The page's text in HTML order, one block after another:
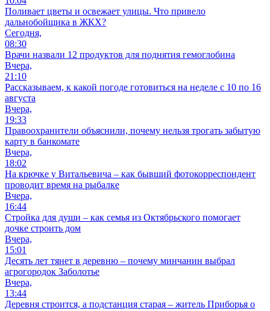
Поливает цветы и освежает улицы. Что привело
дальнобойщика в ЖКХ?
Сегодня,
08:30
Врачи назвали 12 продуктов для поднятия гемоглобина
Вчера,
21:10
Рассказываем, к какой погоде готовиться на неделе с 10 по 16
августа
Вчера,
19:33
Правоохранители объяснили, почему нельзя трогать забытую
карту в банкомате
Вчера,
18:02
На крючке у Витальевича – как бывший фотокорреспондент
проводит время на рыбалке
Вчера,
16:44
Стройка для души – как семья из Октябрьского помогает
дочке строить дом
Вчера,
15:01
Десять лет тянет в деревню – почему минчанин выбрал
агрогородок Заболотье
Вчера,
13:44
Деревня строится, а подстанция старая – житель Приборья о